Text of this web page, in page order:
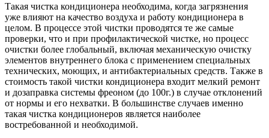
Такая чистка кондиционера необходима, когда загрязнения
уже влияют на качество воздуха и работу кондиционера в
целом. В процессе этой чистки проводятся те же самые
проверки, что и при профилактической чистке, но процесс
очистки более глобальный, включая механическую очистку
элементов внутреннего блока с применением специальных
технических, моющих, и антибактериальных средств. Также в
стоимость такой чистки кондиционера входит мелкий ремонт
и дозаправка системы фреоном (до 100г.) в случае отклонений
от нормы и его нехватки. В большинстве случаев именно
такая чистка кондиционеров является наиболее
востребованной и необходимой.